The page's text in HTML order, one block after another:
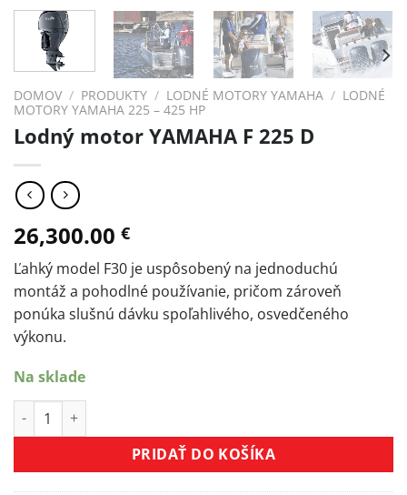
DOMOV / PRODUKTY / LODNÉ MOTORY YAMAHA / LODNÉ
MOTORY YAMAHA 225 – 425 HP
Lodný motor YAMAHA F 225 D
26,300.00 €
Ľahký model F30 je uspôsobený na jednoduchú
montáž a pohodlné používanie, pričom zároveň
ponúka slušnú dávku spoľahlivého, osvedčeného
výkonu.
Na sklade
množstvo Lodný motor YAMAHA F 225 D
PRIDAŤ DO KOŠÍKA